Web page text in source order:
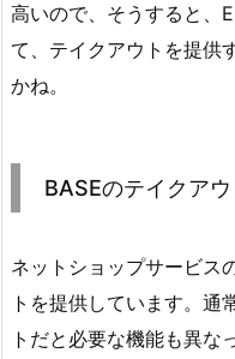
高いので、そうすると、
て、テイクアウトを提供
かね。
BASEのテイクアウ
ネットショップサービス
トを提供しています。通
トだと必要な機能も異な